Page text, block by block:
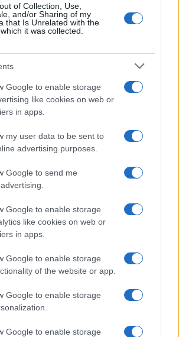
of Collection, Use,
and/or Sharing of my
that Is Unrelated with the
it was collected.
Google to enable storage
like cookies on web or
in apps.
my user data to be sent to
advertising purposes.
Google to send me
Google to enable storage
like cookies on web or
in apps.
Google to enable storage
of the website or app.
Google to enable storage
Google to enable storage
le nostre ultime news
Google News
Pi
n
te
re
W
h
at
s
A
p
p
h
a
re
articolo
meteo per il weekend a Olbia e in
Hunziker in Gallura, bella anche dal
un amico vip svela come fa